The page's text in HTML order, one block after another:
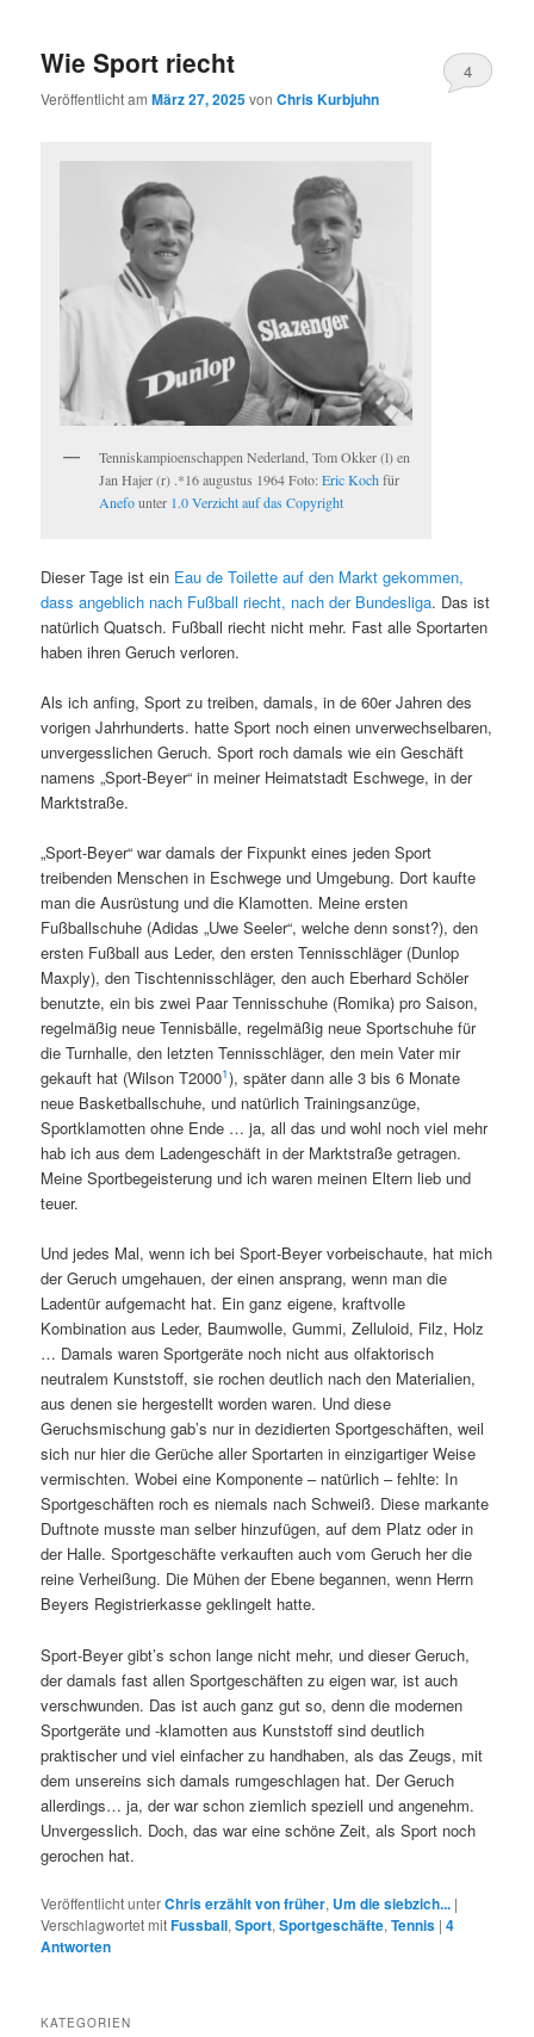
Wie Sport riecht
Veröffentlicht amMärz 27, 2025vonChris Kurbjuhn
4
Tenniskampioenschappen Nederland, Tom Okker (l) en
Jan Hajer (r) .*16 augustus 1964 Foto:Eric Kochfür
Anefounter 1.0 Verzicht auf das Copyright
Dieser Tage ist ein Eau de Toilette auf den Markt gekommen,
dass angeblich nach Fußball riecht, nach der Bundesliga. Das ist
natürlich Quatsch. Fußball riecht nicht mehr. Fast alle Sportarten
haben ihren Geruch verloren.
Als ich anfing, Sport zu treiben, damals, in de 60er Jahren des
vorigen Jahrhunderts. hatte Sport noch einen unverwechselbaren,
unvergesslichen Geruch. Sport roch damals wie ein Geschäft
namens „Sport-Beyer“ in meiner Heimatstadt Eschwege, in der
Marktstraße.
„Sport-Beyer“ war damals der Fixpunkt eines jeden Sport
treibenden Menschen in Eschwege und Umgebung. Dort kaufte
man die Ausrüstung und die Klamotten. Meine ersten
Fußballschuhe (Adidas „Uwe Seeler“, welche denn sonst?), den
ersten Fußball aus Leder, den ersten Tennisschläger (Dunlop
Maxply), den Tischtennisschläger, den auch Eberhard Schöler
benutzte, ein bis zwei Paar Tennisschuhe (Romika) pro Saison,
regelmäßig neue Tennisbälle, regelmäßig neue Sportschuhe für
die Turnhalle, den letzten Tennisschläger, den mein Vater mir
gekauft hat (Wilson T20001), später dann alle 3 bis 6 Monate
neue Basketballschuhe, und natürlich Trainingsanzüge,
Sportklamotten ohne Ende … ja, all das und wohl noch viel mehr
hab ich aus dem Ladengeschäft in der Marktstraße getragen.
Meine Sportbegeisterung und ich waren meinen Eltern lieb und
teuer.
Und jedes Mal, wenn ich bei Sport-Beyer vorbeischaute, hat mich
der Geruch umgehauen, der einen ansprang, wenn man die
Ladentür aufgemacht hat. Ein ganz eigene, kraftvolle
Kombination aus Leder, Baumwolle, Gummi, Zelluloid, Filz, Holz
… Damals waren Sportgeräte noch nicht aus olfaktorisch
neutralem Kunststoff, sie rochen deutlich nach den Materialien,
aus denen sie hergestellt worden waren. Und diese
Geruchsmischung gab’s nur in dezidierten Sportgeschäften, weil
sich nur hier die Gerüche aller Sportarten in einzigartiger Weise
vermischten. Wobei eine Komponente – natürlich – fehlte: In
Sportgeschäften roch es niemals nach Schweiß. Diese markante
Duftnote musste man selber hinzufügen, auf dem Platz oder in
der Halle. Sportgeschäfte verkauften auch vom Geruch her die
reine Verheißung. Die Mühen der Ebene begannen, wenn Herrn
Beyers Registrierkasse geklingelt hatte.
Sport-Beyer gibt’s schon lange nicht mehr, und dieser Geruch,
der damals fast allen Sportgeschäften zu eigen war, ist auch
verschwunden. Das ist auch ganz gut so, denn die modernen
Sportgeräte und -klamotten aus Kunststoff sind deutlich
praktischer und viel einfacher zu handhaben, als das Zeugs, mit
dem unsereins sich damals rumgeschlagen hat. Der Geruch
allerdings… ja, der war schon ziemlich speziell und angenehm.
Unvergesslich. Doch, das war eine schöne Zeit, als Sport noch
gerochen hat.
Veröffentlicht unterChris erzählt von früher, Um die siebzich... |
Verschlagwortet mitFussball,Sport,Sportgeschäfte,Tennis |4
Antworten
KATEGORIEN